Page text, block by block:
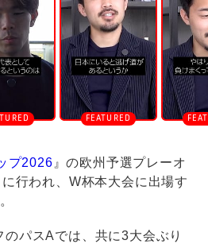
t
e
プ2026』の欧州予選プレーオ
行われ、W杯本大会に出場す
パスAでは、共に3大会ぶり